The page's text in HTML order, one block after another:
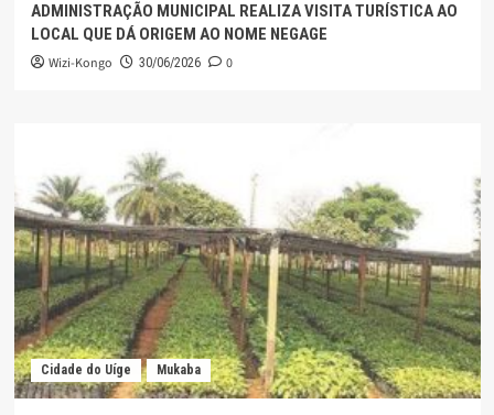
ADMINISTRAÇÃO MUNICIPAL REALIZA VISITA TURÍSTICA AO
LOCAL QUE DÁ ORIGEM AO NOME NEGAGE
Wizi-Kongo 30/06/2026 0
Cidade do Uíge Mukaba